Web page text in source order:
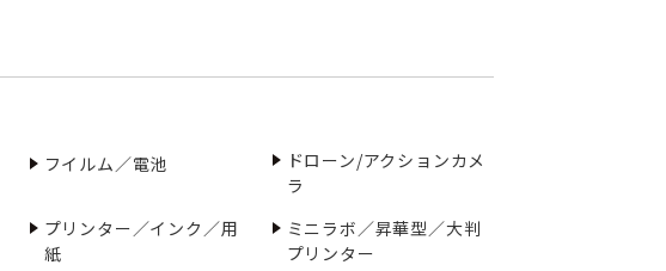
フイルム／電池
ドローン/アクションカメ
ラ
プリンター／インク／用
紙
ミニラボ／昇華型／大判
プリンター